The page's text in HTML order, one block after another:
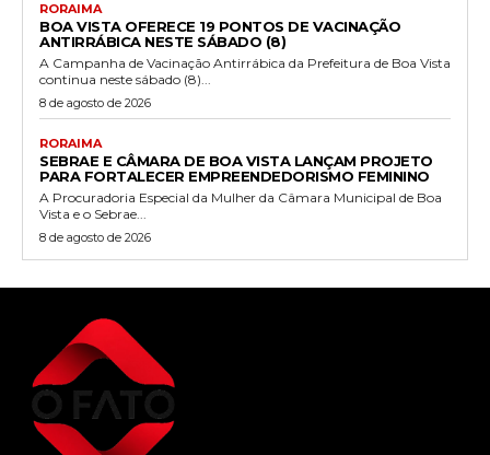
RORAIMA
BOA VISTA OFERECE 19 PONTOS DE VACINAÇÃO
ANTIRRÁBICA NESTE SÁBADO (8)
A Campanha de Vacinação Antirrábica da Prefeitura de Boa Vista
continua neste sábado (8)...
8 de agosto de 2026
RORAIMA
SEBRAE E CÂMARA DE BOA VISTA LANÇAM PROJETO
PARA FORTALECER EMPREENDEDORISMO FEMININO
A Procuradoria Especial da Mulher da Câmara Municipal de Boa
Vista e o Sebrae...
8 de agosto de 2026